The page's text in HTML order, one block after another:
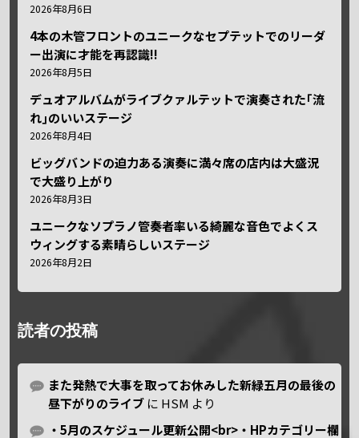
2026年8月6日
4本の木管フロントのユニークなセプテットでのリーダ
ー出演に才能を再認識!!
2026年8月5日
デュオアルバムがライブクァルテットで演奏された｢流
れ｣のいいステージ
2026年8月4日
ビッグバンドの迫力ある演奏に満々席の店内は大盛況
で大盛り上がり
2026年8月3日
ユニークなソプラノ管奏者率いる綺麗な音色でよくス
ウィングする素晴らしいステージ
2026年8月2日
読者の投稿
また発熱で大事を取ってお休みした新緑五月の最後の
昼下がりのライブ に HSM より
・5月のスケジュール更新公開<br>・HPカテゴリー欄